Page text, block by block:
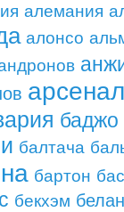
алемания
алонсо
арсенал
баджо
балтача
бартон
бекхэм